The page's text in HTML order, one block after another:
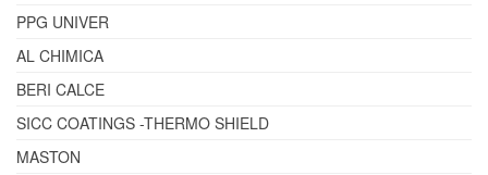
PPG UNIVER
AL CHIMICA
BERI CALCE
SICC COATINGS -THERMO SHIELD
MASTON